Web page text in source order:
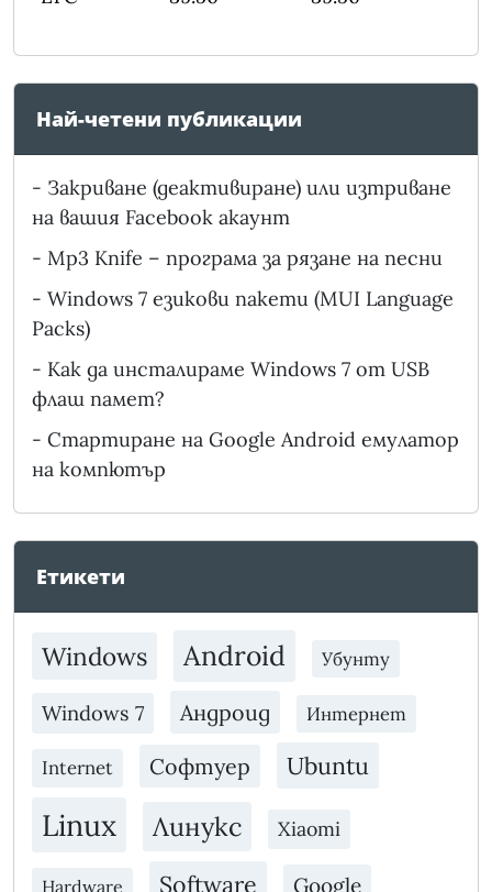
Най-четени публикации
- Закриване (деактивиране) или изтриване
на вашия Facebook акаунт
- Mp3 Knife – програма за рязане на песни
- Windows 7 езикови пакети (MUI Language
Packs)
- Как да инсталираме Windows 7 от USB
флаш памет?
- Стартиране на Google Android емулатор
на компютър
Етикети
Windows Android Убунту
Windows 7 Андроид Интернет
Internet Софтуер Ubuntu
Linux Линукс Xiaomi
Hardware Software Google